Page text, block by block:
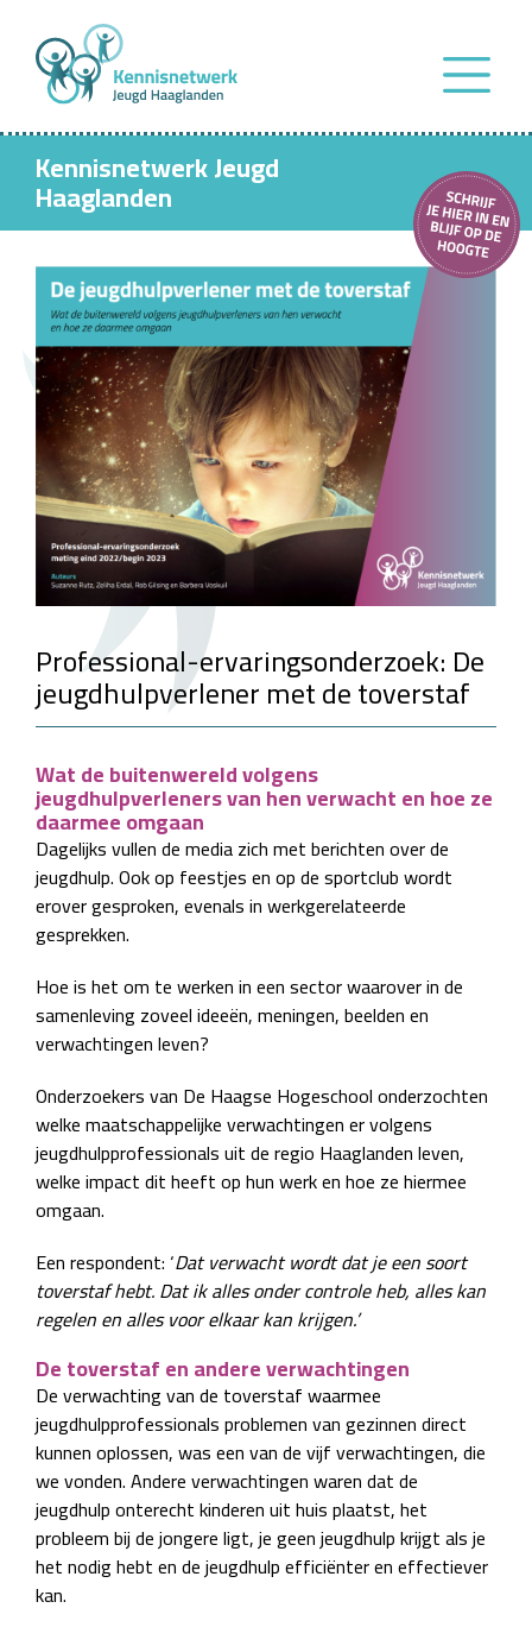
Kennisnetwerk Jeugd
Haaglanden
Professional-ervaringsonderzoek: De
jeugdhulpverlener met de toverstaf
Wat de buitenwereld volgens
jeugdhulpverleners van hen verwacht en hoe ze
daarmee omgaan
Dagelijks vullen de media zich met berichten over de
jeugdhulp. Ook op feestjes en op de sportclub wordt
erover gesproken, evenals in werkgerelateerde
gesprekken.
Hoe is het om te werken in een sector waarover in de
samenleving zoveel ideeën, meningen, beelden en
verwachtingen leven?
Onderzoekers van De Haagse Hogeschool onderzochten
welke maatschappelijke verwachtingen er volgens
jeugdhulpprofessionals uit de regio Haaglanden leven,
welke impact dit heeft op hun werk en hoe ze hiermee
omgaan.
Een respondent: ‘Dat verwacht wordt dat je een soort
toverstaf hebt. Dat ik alles onder controle heb, alles kan
regelen en alles voor elkaar kan krijgen.’
De toverstaf en andere verwachtingen
De verwachting van de toverstaf waarmee
jeugdhulpprofessionals problemen van gezinnen direct
kunnen oplossen, was een van de vijf verwachtingen, die
we vonden. Andere verwachtingen waren dat de
jeugdhulp onterecht kinderen uit huis plaatst, het
probleem bij de jongere ligt, je geen jeugdhulp krijgt als je
het nodig hebt en de jeugdhulp efficiënter en effectiever
kan.